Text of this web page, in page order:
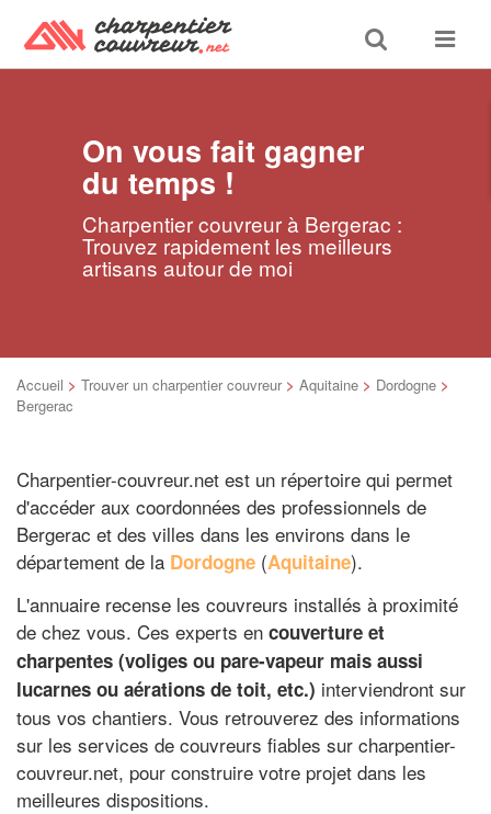
Toggle
search
Toggle
On vous fait gagner
du temps !
Charpentier couvreur à Bergerac :
Trouvez rapidement les meilleurs
artisans autour de moi
Accueil > Trouver un charpentier couvreur > Aquitaine > Dordogne >
Bergerac
Charpentier-couvreur.net est un répertoire qui permet
d'accéder aux coordonnées des professionnels de
Bergerac et des villes dans les environs dans le
département de la Dordogne (Aquitaine).
L'annuaire recense les couvreurs installés à proximité
de chez vous. Ces experts en couverture et
charpentes (voliges ou pare-vapeur mais aussi
lucarnes ou aérations de toit, etc.) interviendront sur
tous vos chantiers. Vous retrouverez des informations
sur les services de couvreurs fiables sur charpentier-
couvreur.net, pour construire votre projet dans les
meilleures dispositions.